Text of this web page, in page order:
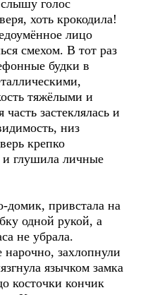
голос
хоть крокодила!
лицо
смехом. В тот раз
будки в
тяжёлыми и
застеклялась и
низ
крепко
и глушила личные
привстала на
одной рукой, а
не убрала.
захлопнули
язычком замка
косточки кончик